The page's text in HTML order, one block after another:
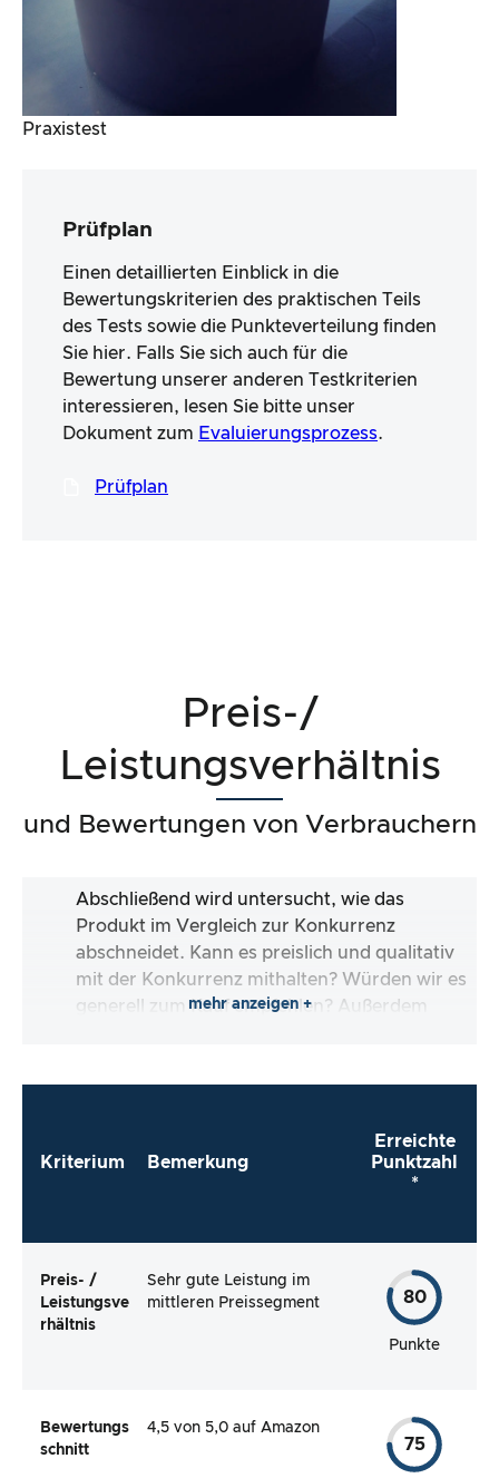
Praxistest
Prüfplan
Einen detaillierten Einblick in die
Bewertungskriterien des praktischen Teils
des Tests sowie die Punkteverteilung finden
Sie hier. Falls Sie sich auch für die
Bewertung unserer anderen Testkriterien
interessieren, lesen Sie bitte unser
Dokument zum Evaluierungsprozess.
Prüfplan
Preis-/
Leistungsverhältnis
und Bewertungen von Verbrauchern
Abschließend wird untersucht, wie das
Produkt im Vergleich zur Konkurrenz
abschneidet. Kann es preislich und qualitativ
mit der Konkurrenz mithalten? Würden wir es
generell zum Kauf empfehlen? Außerdem
Bewertungen tatsächlich gerechtfertigt sind.
mehr anzeigen +
Kriterium Bemerkung
Erreichte
Punktzahl
*
Preis- /
Leistungsve
rhältnis
Sehr gute Leistung im
mittleren Preissegment
80
Punkte
Bewertungs
schnitt
4,5 von 5,0 auf Amazon
75